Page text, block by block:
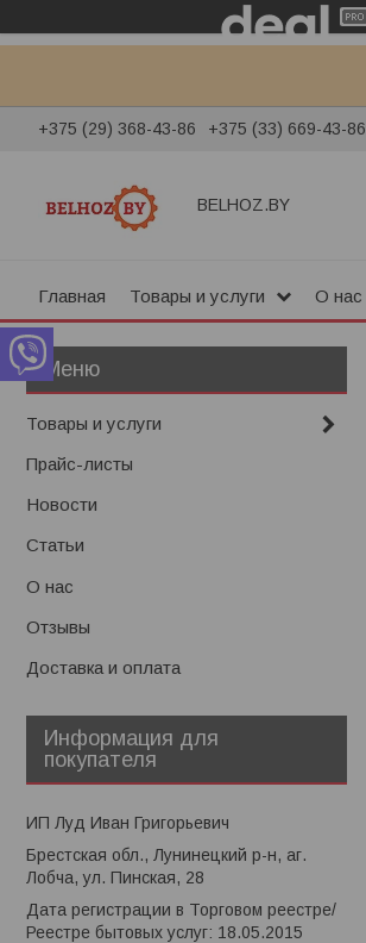
+375 (29) 368-43-86 +375 (33) 669-43-86
BELHOZ.BY
Главная Товары и услуги О нас
Товары и услуги
Прайс-листы
Новости
Статьи
О нас
Отзывы
Доставка и оплата
Информация для
покупателя
ИП Луд Иван Григорьевич
Брестская обл., Лунинецкий р-н, аг.
Лобча, ул. Пинская, 28
Дата регистрации в Торговом реестре/
Реестре бытовых услуг: 18.05.2015